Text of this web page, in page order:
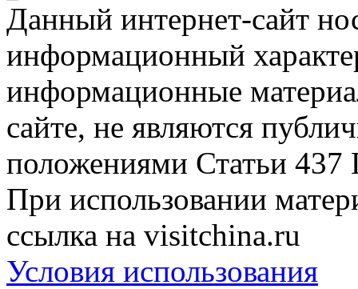
Данный интернет-сайт
информационный
информационные
сайте, не являются
положениями Статьи 437
При использовании
ссылка на visitchina.ru
Условия использования